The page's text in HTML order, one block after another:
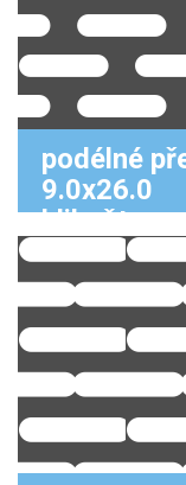
podélné
9.0x26.0
klikněte